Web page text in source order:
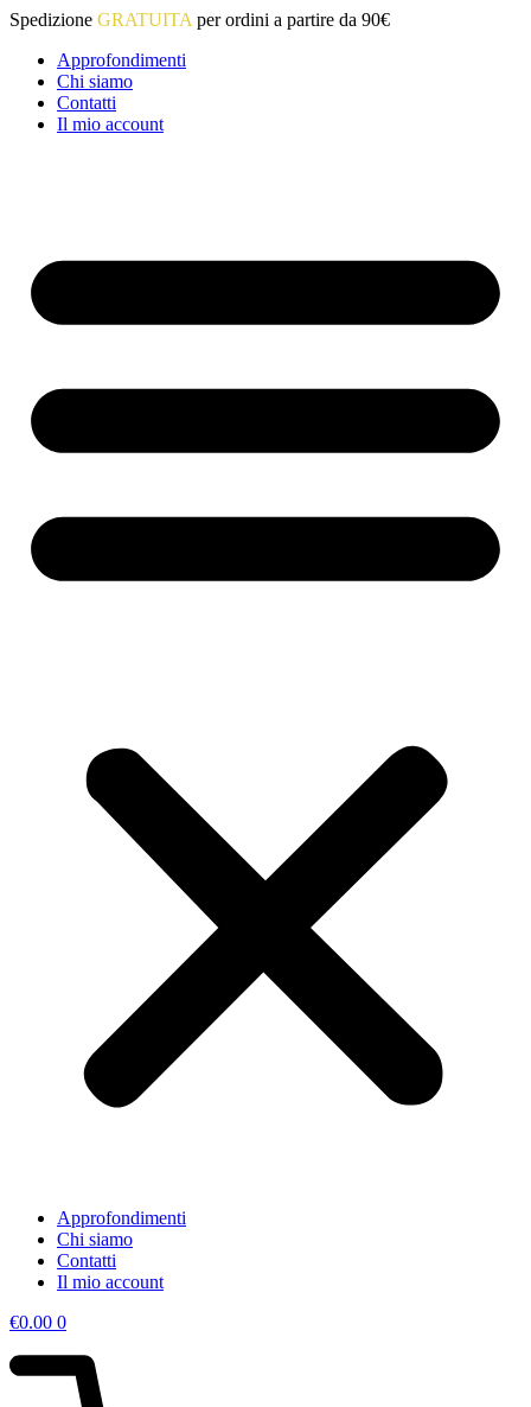
Vai
contenuto
Spedizione GRATUITA per ordini a partire da 90€
Approfondimenti
Chi siamo
Contatti
Il mio account
Approfondimenti
Chi siamo
Contatti
Il mio account
€0.00 0